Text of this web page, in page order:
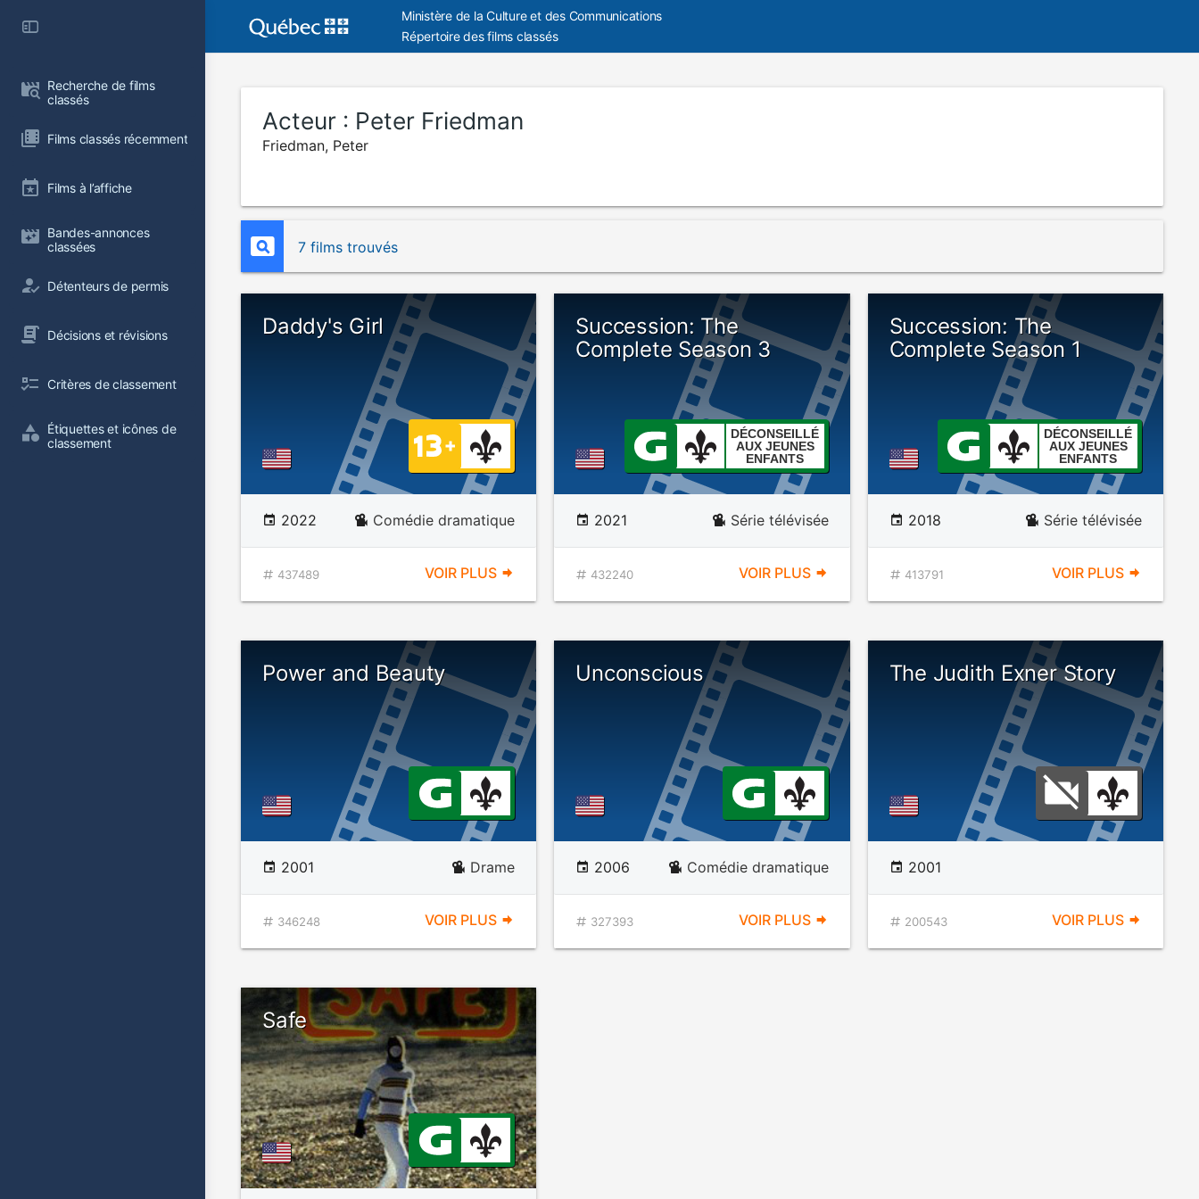
Recherche de films
classés
Films classés récemment
Films à l’affiche
Bandes-annonces
classées
Détenteurs de permis
Décisions et révisions
Critères de classement
Étiquettes et icônes de
classement
Ministère de la Culture et des Communications
Répertoire des films classés
Acteur : Peter Friedman
Friedman, Peter
7 films trouvés
Daddy's Girl
2022 Comédie dramatique
437489 VOIR PLUS
Succession: The
Complete Season 3
DÉCONSEILLÉ
AUX JEUNES
ENFANTS
2021 Série télévisée
432240 VOIR PLUS
Succession: The
Complete Season 1
DÉCONSEILLÉ
AUX JEUNES
ENFANTS
2018 Série télévisée
413791 VOIR PLUS
Power and Beauty
2001 Drame
346248 VOIR PLUS
Unconscious
2006 Comédie dramatique
327393 VOIR PLUS
The Judith Exner Story
2001
200543 VOIR PLUS
Safe